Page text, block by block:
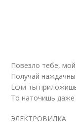
Повезло тебе, мой
Получай
Если ты
То наточишь даже
ЭЛЕКТРОВИЛКА